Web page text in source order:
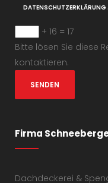
DATENSCHUTZERKLÄRUNG.
+ 16 = 17
Bitte lösen Sie diese
kontaktieren.
Firma
Dachdeckerei &